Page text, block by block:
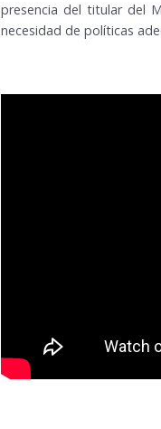
presencia del titular del
necesidad de políticas